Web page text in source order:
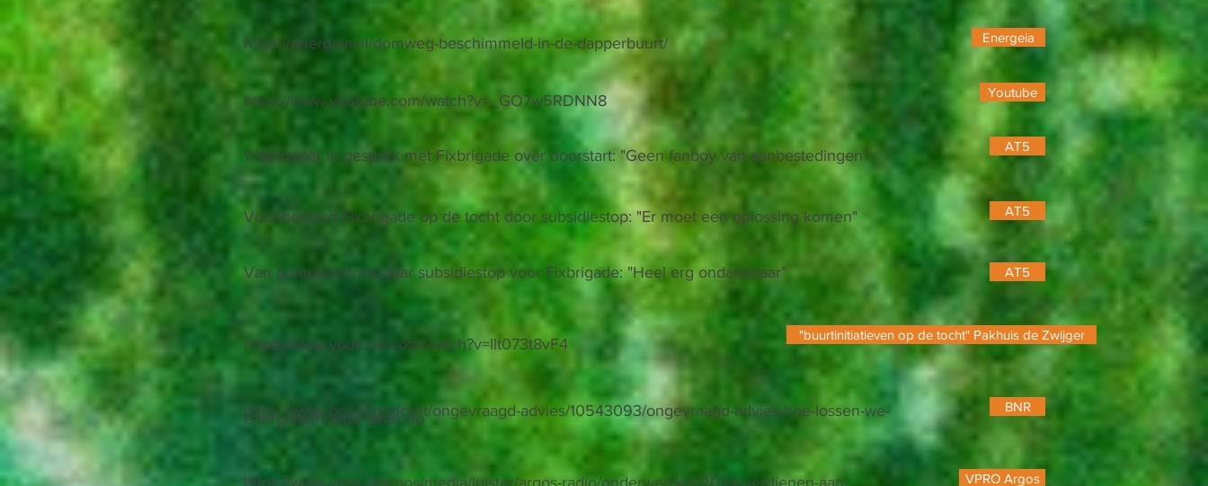
https://energeia.nl/domweg-beschimmeld-in-de-dapperbuurt/
https://www.youtube.com/watch?v=_GO7w5RDNN8
Wethouder in gesprek met Fixbrigade over doorstart: "Geen fanboy van aanbestedingen"
Energeia
Youtube
AT5
Voortbestaan Fixbrigade op de tocht door subsidiestop: "Er moet een oplossing komen"
Van gemeentetrots naar subsidiestop voor Fixbrigade: "Heel erg ondankbaar"
AT5
AT5
https://www.youtube.com/watch?v=llt073t8vF4
"buurtinitiatieven op de tocht" Pakhuis de Zwijger
https://www.bnr.nl/podcast/ongevraagd-advies/10543093/ongevraagd-advies-hoe-lossen-we-
energiearmoede-beter-op
BNR
https://www.vpro.nl/argos/media/luister/argos-radio/onderwerpen/2024/verdienen-aan- VPRO Argos